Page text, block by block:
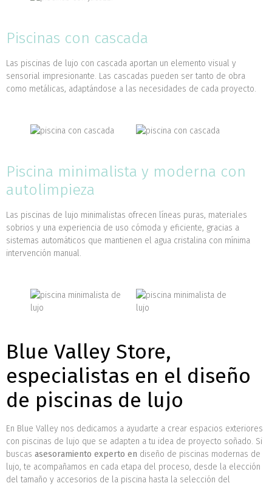
Piscinas con cascada
Las piscinas de lujo con cascada aportan un elemento visual y
sensorial impresionante. Las cascadas pueden ser tanto de obra
como metálicas, adaptándose a las necesidades de cada proyecto.
Piscina minimalista y moderna con
autolimpieza
Las piscinas de lujo minimalistas ofrecen líneas puras, materiales
sobrios y una experiencia de uso cómoda y eficiente, gracias a
sistemas automáticos que mantienen el agua cristalina con mínima
intervención manual.
Blue Valley Store,
especialistas en el diseño
de piscinas de lujo
En Blue Valley nos dedicamos a ayudarte a crear espacios exteriores
con piscinas de lujo que se adapten a tu idea de proyecto soñado. Si
buscas asesoramiento experto en diseño de piscinas modernas de
lujo, te acompañamos en cada etapa del proceso, desde la elección
del tamaño y accesorios de la piscina hasta la selección del